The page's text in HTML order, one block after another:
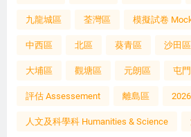
九龍城區 荃灣區 模擬試卷
中西區 北區 葵青區 沙田區
大埔區 觀塘區 元朗區 屯
評估 Assessement 離島區
人文及科學科 Humanities & Science